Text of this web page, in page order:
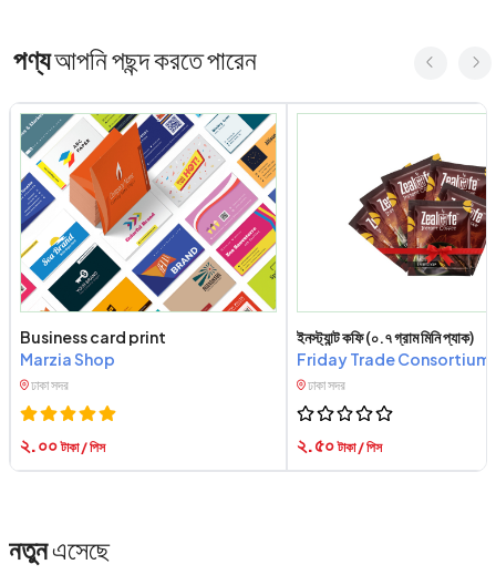
পণ্যআপনি পছন্দ করতে পারেন
Business card print
Marzia Shop
ঢাকা সদর
২.০০টাকা / পিস
ইনস্ট্যান্ট কফি (০.৭ গ্রাম মিনি প্যাক)
Friday Trade Consortium
ঢাকা সদর
২.৫০টাকা / পিস
নতুনএসেছে